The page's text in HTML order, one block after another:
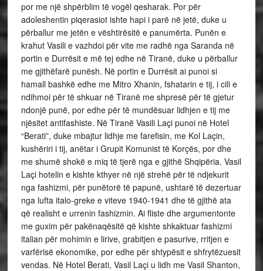
por me një shpërblim të vogël qesharak. Por për
adoleshentin piqerasiot ishte hapi i parë në jetë, duke u
përballur me jetën e vështirësitë e panumërta. Punën e
krahut Vasili e vazhdoi për vite me radhë nga Saranda në
portin e Durrësit e më tej edhe në Tiranë, duke u përballur
me gjithëfarë punësh. Në portin e Durrësit ai punoi si
hamall bashkë edhe me Mitro Xhanin, fshatarin e tij, i cili e
ndihmoi për të shkuar në Tiranë me shpresë për të gjetur
ndonjë punë, por edhe për të mundësuar lidhjen e tij me
njësitet antifashiste. Në Tiranë Vasili Laçi punoi në Hotel
“Berati”, duke mbajtur lidhje me farefisin, me Kol Laçin,
kushëriri i tij, anëtar i Grupit Komunist të Korçës, por dhe
me shumë shokë e miq të tjerë nga e gjithë Shqipëria. Vasil
Laçi hotelin e kishte kthyer në një strehë për të ndjekurit
nga fashizmi, për punëtorë të papunë, ushtarë të dezertuar
nga lufta italo-greke e viteve 1940-1941 dhe të gjithë ata
që realisht e urrenin fashizmin. Ai fliste dhe argumentonte
me guxim për pakënaqësitë që kishte shkaktuar fashizmi
italian për mohimin e lirive, grabitjen e pasurive, rritjen e
varfërisë ekonomike, por edhe për shtypësit e shfrytëzuesit
vendas. Në Hotel Berati, Vasil Laçi u lidh me Vasil Shanton,